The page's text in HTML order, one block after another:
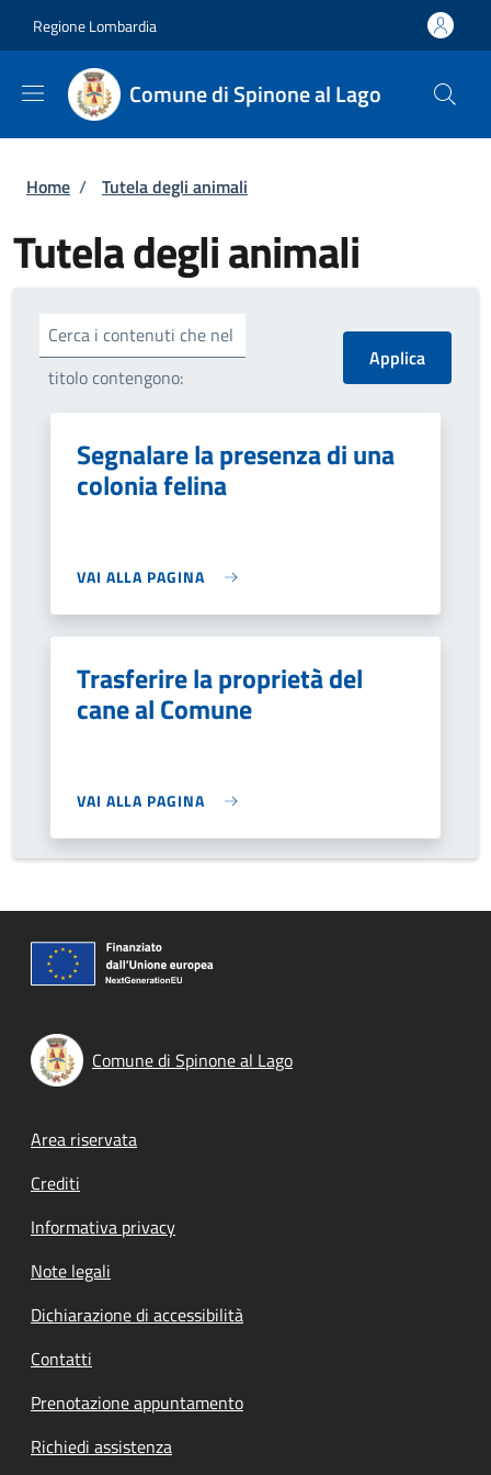
Regione Lombardia
Comune di Spinone al Lago
Briciole di pane
Home / Tutela degli animali
Tutela degli animali
Cerca i contenuti che nel
titolo contengono:
Segnalare la presenza di una
colonia felina
VAI ALLA PAGINA
Trasferire la proprietà del
cane al Comune
VAI ALLA PAGINA
Comune di Spinone al Lago
Footer menu
Area riservata
Crediti
Informativa privacy
Note legali
Dichiarazione di accessibilità
Contatti
Prenotazione appuntamento
Richiedi assistenza